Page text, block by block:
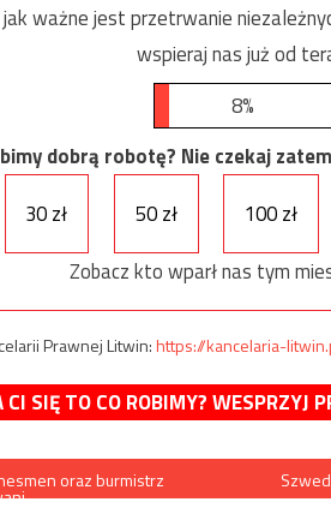
ważne jest przetrwanie
wspieraj nas już od
8%
dobrą robotę? Nie czekaj
30 zł
50 zł 100 zł
Zobacz kto wparł nas tym
Prawnej Litwin:https://kancelaria-
CI SIĘ TO CO ROBIMY? WESPRZYJ
oraz burmistrz